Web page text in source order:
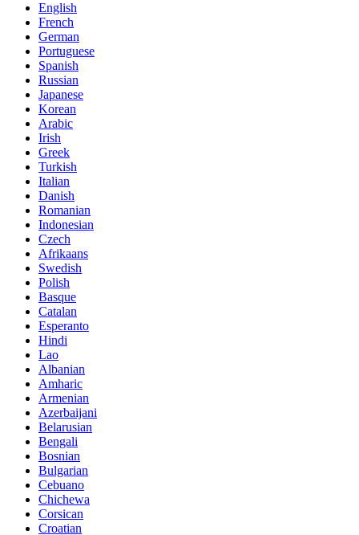
English
French
German
Portuguese
Spanish
Russian
Japanese
Korean
Arabic
Irish
Greek
Turkish
Italian
Danish
Romanian
Indonesian
Czech
Afrikaans
Swedish
Polish
Basque
Catalan
Esperanto
Hindi
Lao
Albanian
Amharic
Armenian
Azerbaijani
Belarusian
Bengali
Bosnian
Bulgarian
Cebuano
Chichewa
Corsican
Croatian